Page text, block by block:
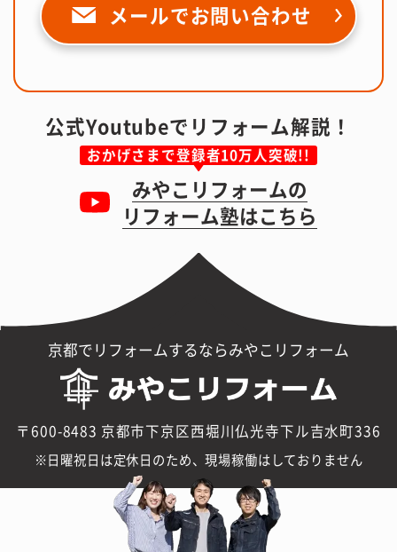
メールでお問い合わせ
公式Youtubeでリフォーム解説！
おかげさまで登録者10万人突破!!
みやこリフォームの
リフォーム塾はこちら
京都でリフォームするならみやこリフォーム
〒600-8483 京都市下京区西堀川仏光寺下ル吉水町336
日曜祝日は定休日のため、現場稼働はしておりません